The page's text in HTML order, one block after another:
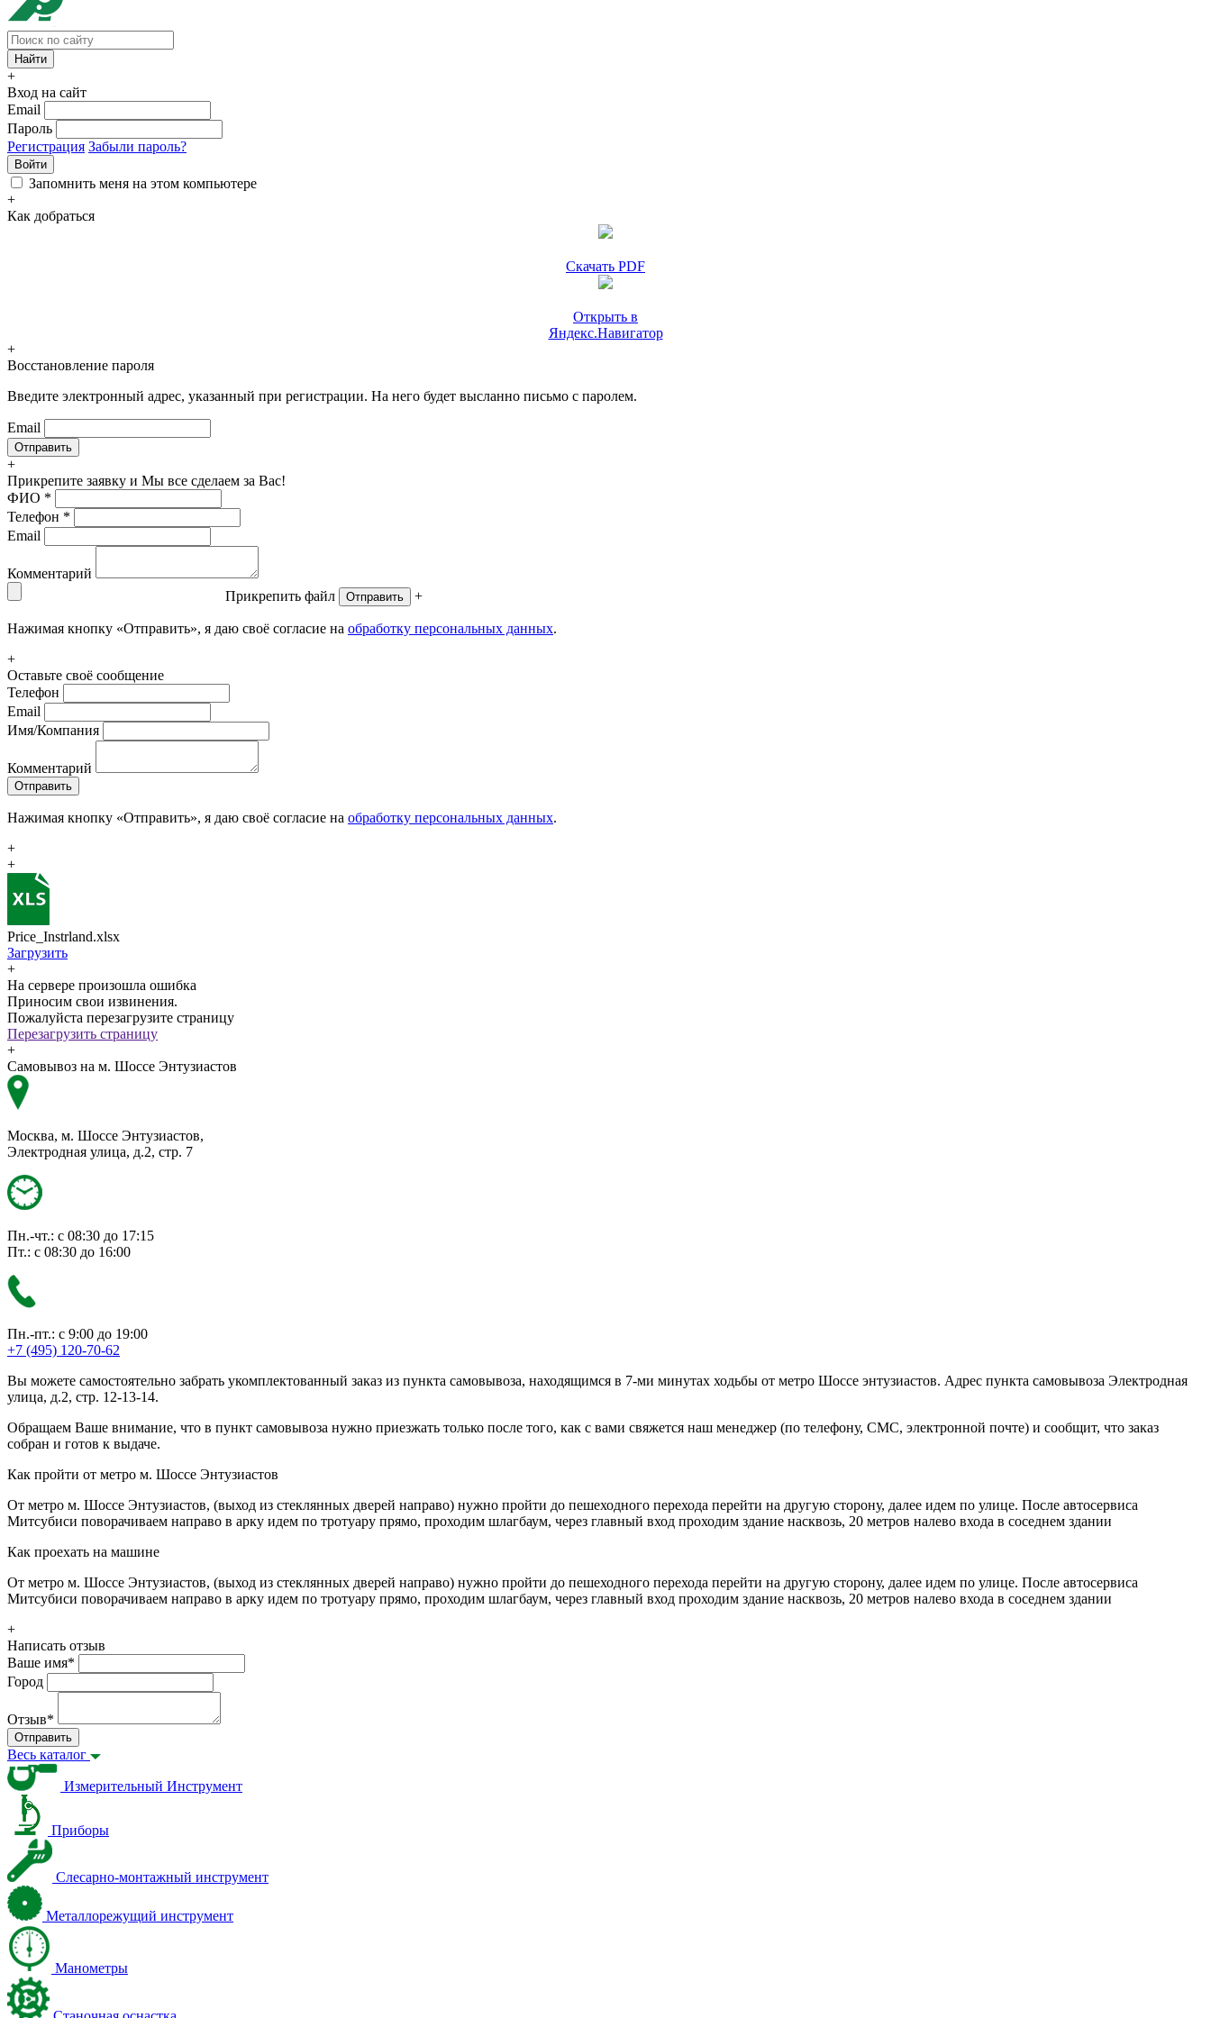
+
Вход на сайт
Email
Пароль
Регистрация Забыли пароль?
Войти
Запомнить меня на этом компьютере
+
Как добраться
Скачать PDF
Открыть в
Яндекс.Навигатор
+
Восстановление пароля
Введите электронный адрес, указанный при регистрации. На него будет высланно письмо с паролем.
Email
+
Прикрепите заявку и Мы все сделаем за Вас!
ФИО *
Телефон *
Email
Комментарий
Прикрепить файл
Отправить +
Нажимая кнопку «Отправить», я даю своё согласие на обработку персональных данных.
+
Оставьте своё сообщение
Телефон
Email
Имя/Компания
Комментарий
Отправить
Нажимая кнопку «Отправить», я даю своё согласие на обработку персональных данных.
+
+
Price_Instrland.xlsx
Загрузить
+
На сервере произошла ошибка
Приносим свои извинения.
Пожалуйста перезагрузите страницу
Перезагрузить страницу
+
Самовывоз на м. Шоссе Энтузиастов
Москва, м. Шоссе Энтузиастов,
Электродная улица, д.2, стр. 7
Пн.-чт.: с 08:30 до 17:15
Пт.: с 08:30 до 16:00
Пн.-пт.: с 9:00 до 19:00
+7 (495) 120-70-62
Вы можете самостоятельно забрать укомплектованный заказ из пункта самовывоза, находящимся в 7-ми минутах ходьбы от метро Шоссе энтузиастов. Адрес пункта самовывоза Электродная
улица, д.2, стр. 12-13-14.
Обращаем Ваше внимание, что в пункт самовывоза нужно приезжать только после того, как с вами свяжется наш менеджер (по телефону, СМС, электронной почте) и сообщит, что заказ
собран и готов к выдаче.
Как пройти от метро м. Шоссе Энтузиастов
От метро м. Шоссе Энтузиастов, (выход из стеклянных дверей направо) нужно пройти до пешеходного перехода перейти на другую сторону, далее идем по улице. После автосервиса
Митсубиси поворачиваем направо в арку идем по тротуару прямо, проходим шлагбаум, через главный вход проходим здание насквозь, 20 метров налево входа в соседнем здании
Как проехать на машине
От метро м. Шоссе Энтузиастов, (выход из стеклянных дверей направо) нужно пройти до пешеходного перехода перейти на другую сторону, далее идем по улице. После автосервиса
Митсубиси поворачиваем направо в арку идем по тротуару прямо, проходим шлагбаум, через главный вход проходим здание насквозь, 20 метров налево входа в соседнем здании
+
Написать отзыв
Ваше имя*
Город
Отзыв*
Отправить
Весь каталог
Измерительный Инструмент
Приборы
Слесарно-монтажный инструмент
Металлорежущий инструмент
Манометры